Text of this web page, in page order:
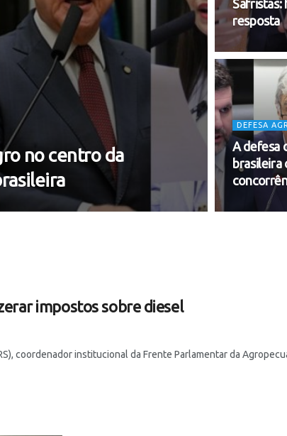
no centro da
Safristas:
resposta
DEFESA
A defesa
brasileira
impostos sobre diesel
coordenador institucional da Frente Parlamentar da